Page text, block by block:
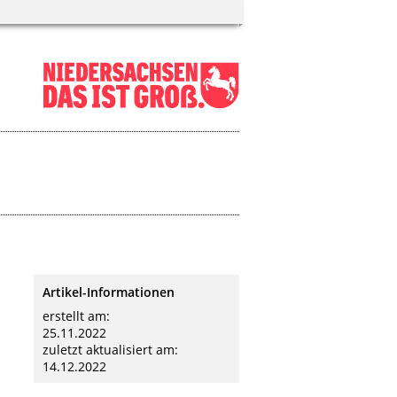
Artikel-Informationen
erstellt am:
25.11.2022
zuletzt aktualisiert am:
14.12.2022